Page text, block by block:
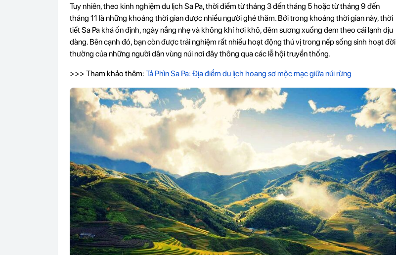
Tuy nhiên, theo kinh nghiệm du lịch Sa Pa, thời điểm từ tháng 3 đến tháng 5 hoặc từ tháng 9 đến
tháng 11 là những khoảng thời gian được nhiều người ghé thăm. Bởi trong khoảng thời gian này, thời
tiết Sa Pa khá ổn định, ngày nắng nhẹ và không khí hơi khô, đêm sương xuống đem theo cái lạnh dịu
dàng. Bên cạnh đó, bạn còn được trải nghiệm rất nhiều hoạt động thú vị trong nếp sống sinh hoạt đời
thường của những người dân vùng núi nơi đây thông qua các lễ hội truyền thống.
>>> Tham khảo thêm: Tả Phìn Sa Pa: Địa điểm du lịch hoang sơ mộc mạc giữa núi rừng